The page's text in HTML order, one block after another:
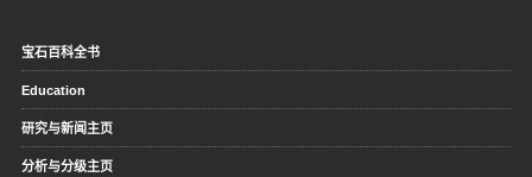
宝石百科全书
Education
研究与新闻主页
分析与分级主页